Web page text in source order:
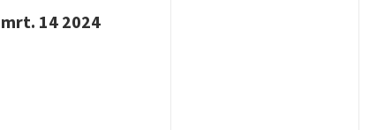
mrt. 14 2024